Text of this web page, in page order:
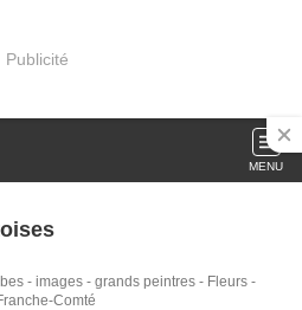
Publicité
MENU
- images - grands peintres - Fleurs -
Comté